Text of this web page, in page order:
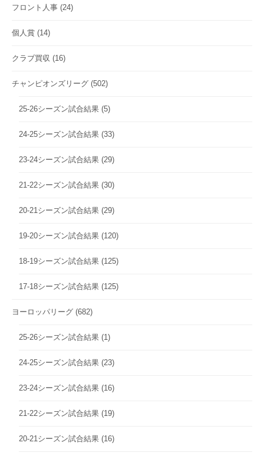
フロント人事 (24)
個人賞 (14)
クラブ買収 (16)
チャンピオンズリーグ (502)
25-26シーズン試合結果 (5)
24-25シーズン試合結果 (33)
23-24シーズン試合結果 (29)
21-22シーズン試合結果 (30)
20-21シーズン試合結果 (29)
19-20シーズン試合結果 (120)
18-19シーズン試合結果 (125)
17-18シーズン試合結果 (125)
ヨーロッパリーグ (682)
25-26シーズン試合結果 (1)
24-25シーズン試合結果 (23)
23-24シーズン試合結果 (16)
21-22シーズン試合結果 (19)
20-21シーズン試合結果 (16)